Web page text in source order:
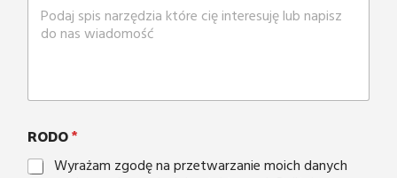
RODO*
Wyrażam zgodę na przetwarzanie moich danych